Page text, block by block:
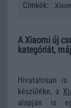
Címkék:
A Xiaomi új
kategóriát,
Hivatalosan
készüléke, a
alapján is